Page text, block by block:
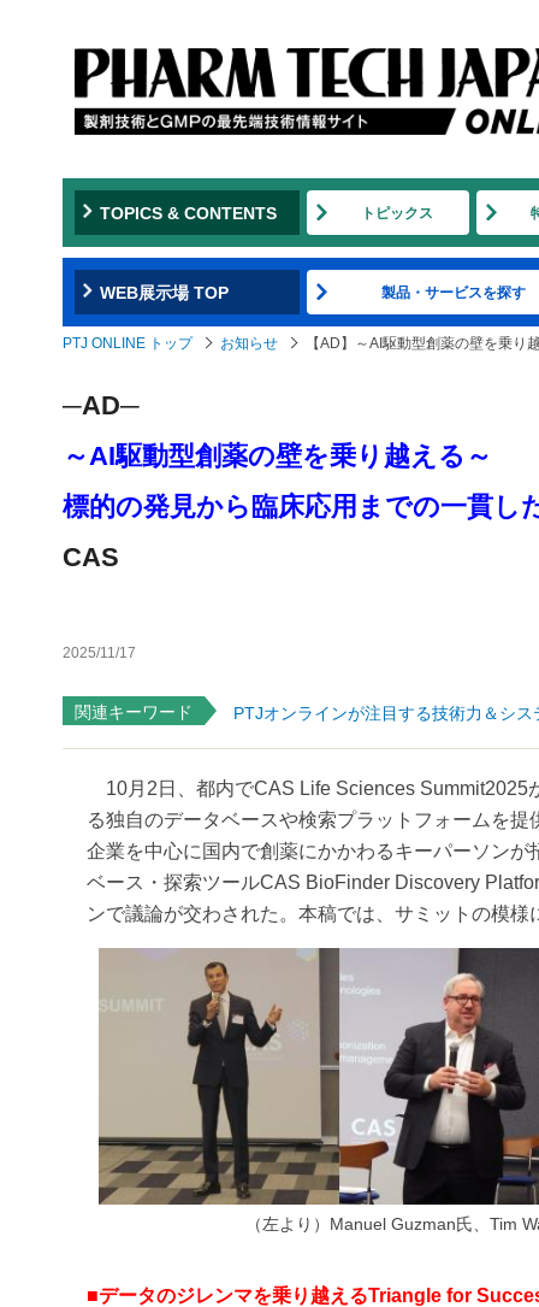
TOPICS & CONTENTS トピックス
WEB展示場 TOP 製品・サービスを探す
PTJ ONLINE トップ お知らせ 【AD】～AI駆動型創薬の壁を乗
─AD─
～AI駆動型創薬の壁を乗り越える～
標的の発見から臨床応用までの一貫し
CAS
2025/11/17
関連キーワード PTJオンラインが注目する技術力＆シス
10月2日、都内でCAS Life Sciences Summit2025
る独自のデータベースや検索プラットフォームを
企業を中心に国内で創薬にかかわるキーパーソン
ベース・探索ツールCAS BioFinder Discovery
ンで議論が交わされた。本稿では、サミットの模様
（左より）Manuel Guzman氏、Tim
■データのジレンマを乗り越えるTriangle for